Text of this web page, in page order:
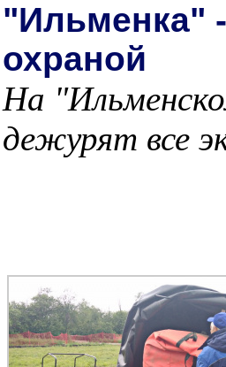
"Ильменка"
охраной
На
дежурят все